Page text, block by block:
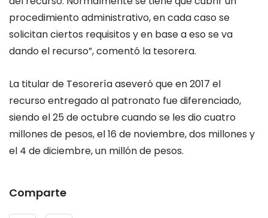
procedimiento administrativo, en cada caso se
solicitan ciertos requisitos y en base a eso se va
dando el recurso”, comentó la tesorera.
La titular de Tesorería aseveró que en 2017 el
recurso entregado al patronato fue diferenciado,
siendo el 25 de octubre cuando se les dio cuatro
millones de pesos, el 16 de noviembre, dos millones y
el 4 de diciembre, un millón de pesos.
Comparte